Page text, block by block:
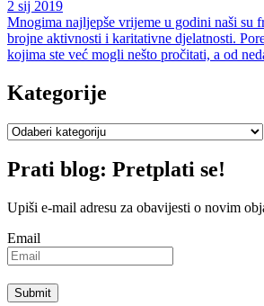
2 sij 2019
Mnogima najljepše vrijeme u godini naši su
brojne aktivnosti i karitativne djelatnosti.
kojima ste već mogli nešto pročitati, a od
Kategorije
Kategorije
Prati blog: Pretplati se!
Upiši e-mail adresu za obavijesti o novim
Email